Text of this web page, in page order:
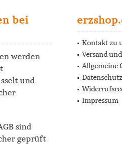
bei
werden
und
sind
geprüft
Kontakt zu
Versand
Allgemeine
Datenschutz
Impressum